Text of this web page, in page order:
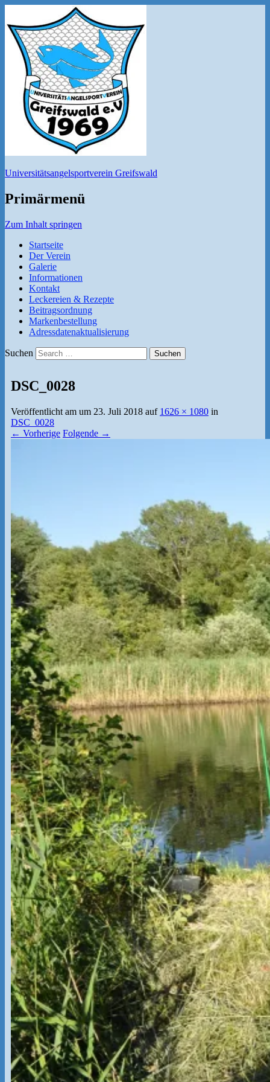
Universitätsangelsportverein Greifswald
Primärmenü
Zum Inhalt springen
Startseite
Der Verein
Galerie
Informationen
Kontakt
Leckereien & Rezepte
Beitragsordnung
Markenbestellung
Adressdatenaktualisierung
Suchen
DSC_0028
Veröffentlicht am um 23. Juli 2018 auf 1626 × 1080 in
DSC_0028
← Vorherige Folgende →